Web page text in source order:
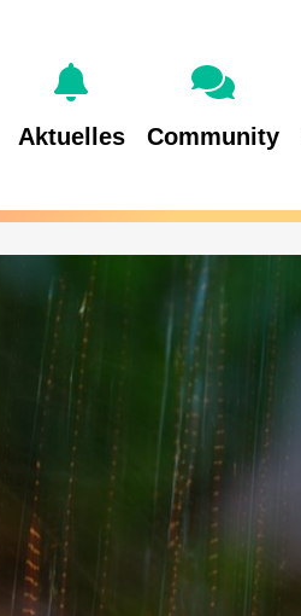
Aktuelles Community